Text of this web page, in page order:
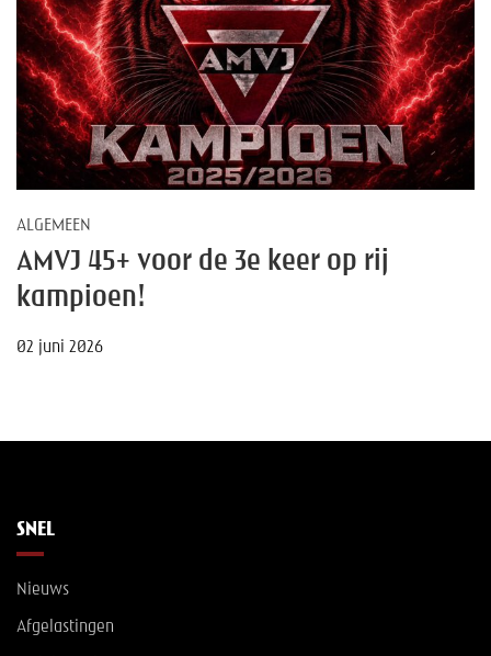
ALGEMEEN
AMVJ 45+ voor de 3e keer op rij
kampioen!
02 juni 2026
SNEL
Nieuws
Afgelastingen